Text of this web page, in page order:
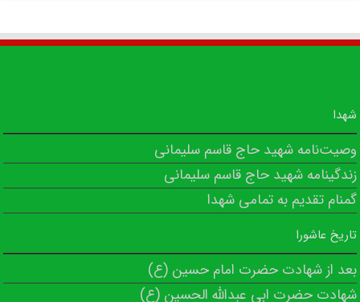
شهدا
وصیت‌نامه شهید حاج قاسم سلیمانی
زندگینامه شهید حاج قاسم سلیمانی
گمنام تقدیم به تمامی شهدا
تاریخ عاشورا
بعد از شهادت حضرت امام حسین (ع)
شهادت حضرت ابی عبدالله الحسین (ع)